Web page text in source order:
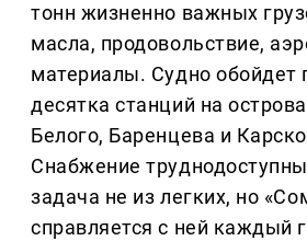
тонн жизненно важных
масла, продовольствие,
материалы. Судно обойдет
десятка станций на
Белого, Баренцева и
Снабжение
задача не из легких, но
справляется с ней каждый